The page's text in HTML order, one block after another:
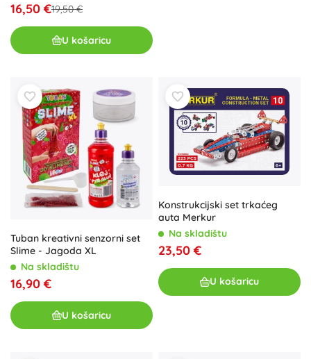
16,50 €19,50 €
U košaricu
Tuban kreativni senzorni set
Slime - Jagoda XL
Na skladištu
16,90 €
U košaricu
Konstrukcijski set trkaćeg
auta Merkur
Na skladištu
23,50 €
U košaricu